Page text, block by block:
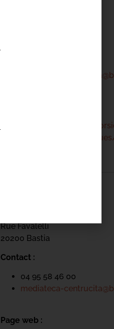
mediateca-
https://
sciences/
Rue Favalelli
20200 Bastia
Contact :
04 95 58 46 00
mediateca-
Page web :